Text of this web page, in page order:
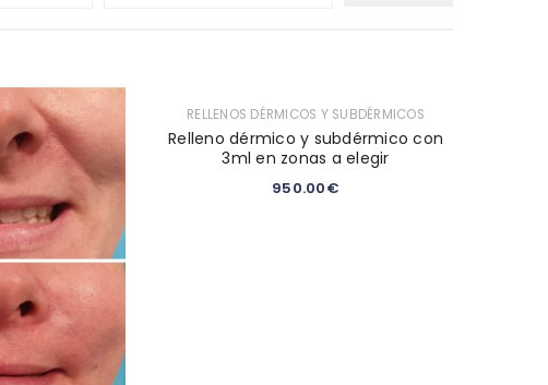
RELLENOS DÉRMICOS Y SUBDÉRMICOS
Relleno dérmico y subdérmico con
3ml en zonas a elegir
950.00€